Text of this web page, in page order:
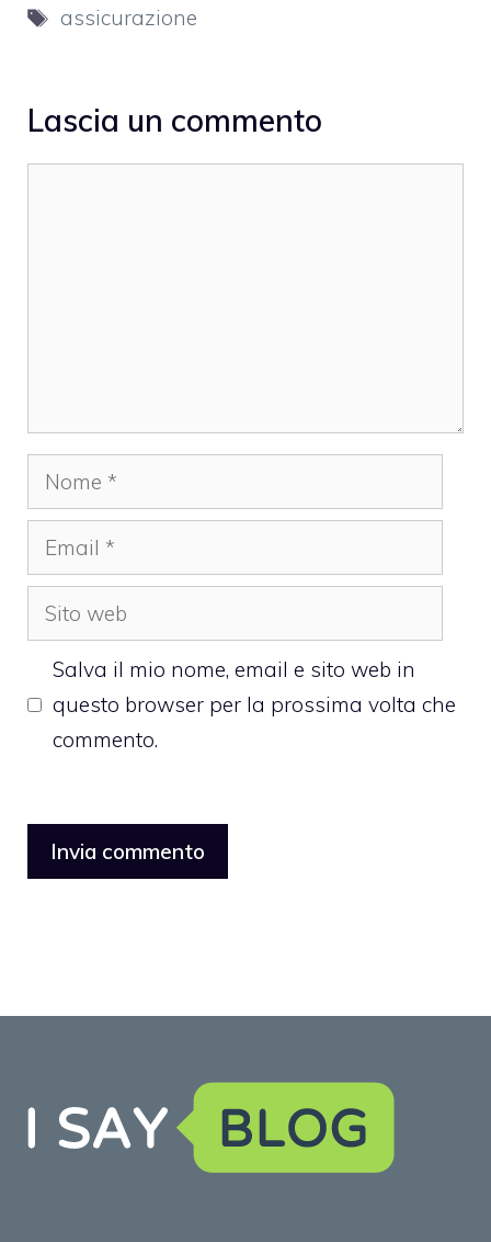
Tag
assicurazione
Lascia un commento
Nome
Email
Sito
web
Salva il mio nome, email e sito web in
questo browser per la prossima volta che
commento.